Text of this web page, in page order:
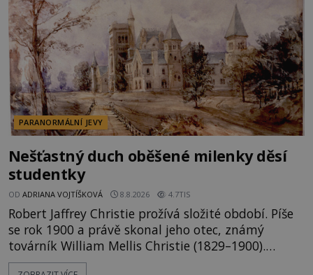
PARANORMÁLNÍ JEVY
Nešťastný duch oběšené milenky děsí
studentky
OD ADRIANA VOJTÍŠKOVÁ 8.8.2026 4.7TIS
Robert Jaffrey Christie prožívá složité období. Píše
se rok 1900 a právě skonal jeho otec, známý
továrník William Mellis Christie (1829–1900).
Smutná událost je ale doprovázena ohromným